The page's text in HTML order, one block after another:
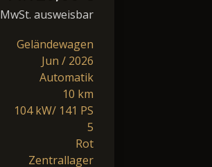
MwSt. ausweisbar
Geländewagen
Jun / 2026
Automatik
10 km
104 kW/ 141 PS
5
Rot
Zentrallager